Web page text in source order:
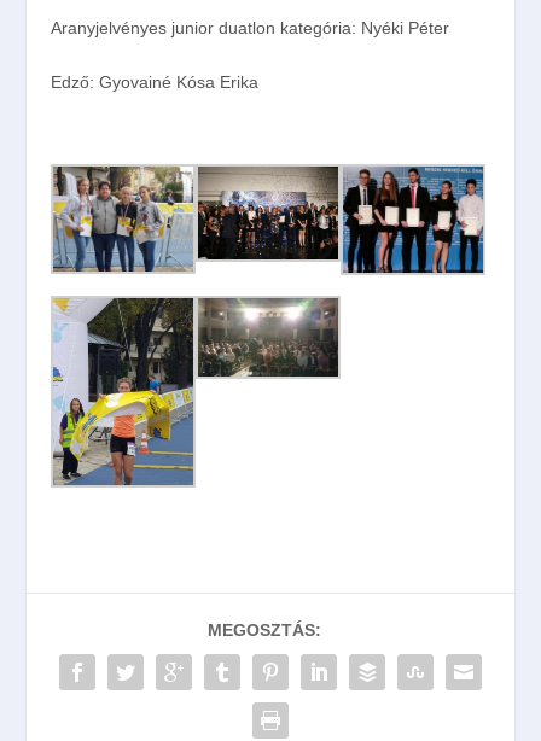
Aranyjelvényes junior duatlon kategória: Nyéki Péter
Edző: Gyovainé Kósa Erika
MEGOSZTÁS: